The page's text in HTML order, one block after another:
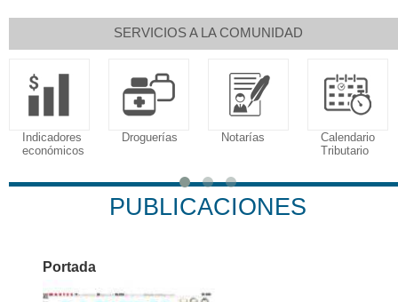
SERVICIOS A LA COMUNIDAD
Indicadores
económicos
Droguerías Notarías
Calendario
Tributario
PUBLICACIONES
Portada